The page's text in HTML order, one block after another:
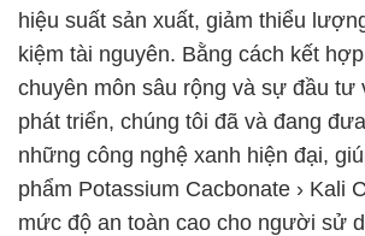
hiệu suất sản xuất, giảm thiểu
kiệm tài nguyên. Bằng cách kết
chuyên môn sâu rộng và sự đầu tư
phát triển, chúng tôi đã và đang
những công nghệ xanh hiện đại,
phẩm Potassium Cacbonate › Kali
mức độ an toàn cao cho người sử